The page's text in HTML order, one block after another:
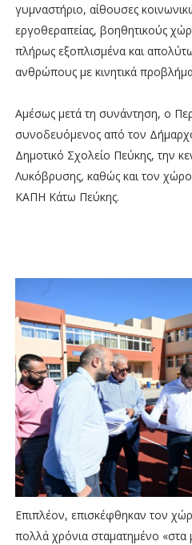
γυμναστήριο, αίθουσες
εργοθεραπείας, βοηθητικούς
πλήρως εξοπλισμένα και
ανθρώπους με κινητικά
Αμέσως μετά τη συνάντηση, ο
συνοδευόμενος από τον
Δημοτικό Σχολείο Πεύκης, την
Λυκόβρυσης, καθώς και τον χώρο
ΚΑΠΗ Κάτω Πεύκης.
Επιπλέον, επισκέφθηκαν τον
πολλά χρόνια σταματημένο «στα